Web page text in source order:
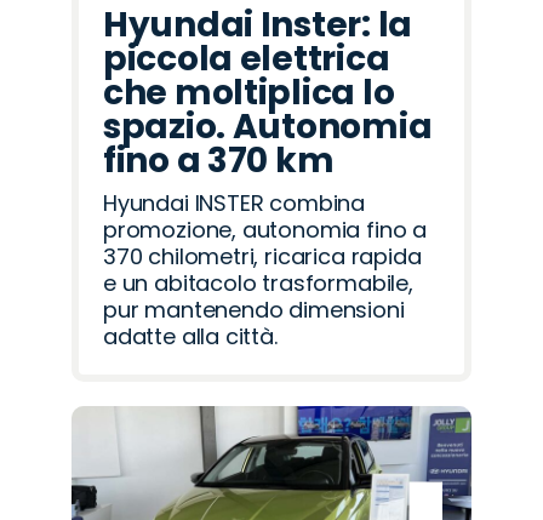
Hyundai Inster: la
piccola elettrica
che moltiplica lo
spazio. Autonomia
fino a 370 km
Hyundai INSTER combina
promozione, autonomia fino a
370 chilometri, ricarica rapida
e un abitacolo trasformabile,
pur mantenendo dimensioni
adatte alla città.